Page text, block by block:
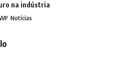
na indústria
Notícias